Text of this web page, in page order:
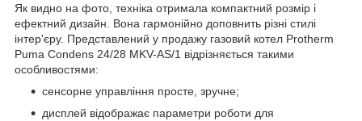
Як видно на фото, техніка отримала компактний розмір і
ефектний дизайн. Вона гармонійно доповнить різні стилі
інтер'єру. Представлений у продажу газовий котел Protherm
Puma Condens 24/28 MKV-AS/1 відрізняється такими
особливостями:
сенсорне управління просте, зручне;
дисплей відображає параметри роботи для